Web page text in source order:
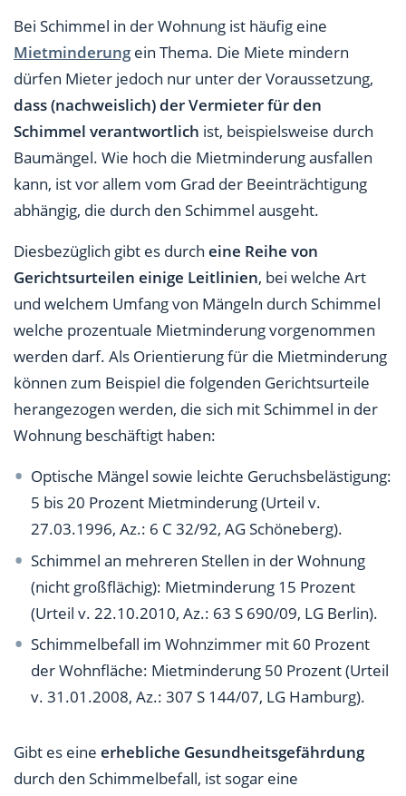
Bei Schimmel in der Wohnung ist häufig eine
Mietminderungein Thema. Die Miete mindern
dürfen Mieter jedoch nur unter der Voraussetzung,
dass (nachweislich) der Vermieter für den
Schimmel verantwortlich ist, beispielsweise durch
Baumängel. Wie hoch die Mietminderung ausfallen
kann, ist vor allem vom Grad der Beeinträchtigung
abhängig, die durch den Schimmel ausgeht.
Diesbezüglich gibt es durch eine Reihe von
Gerichtsurteilen einige Leitlinien, bei welche Art
und welchem Umfang von Mängeln durch Schimmel
welche prozentuale Mietminderung vorgenommen
werden darf. Als Orientierung für die Mietminderung
können zum Beispiel die folgenden Gerichtsurteile
herangezogen werden, die sich mit Schimmel in der
Wohnung beschäftigt haben:
Optische Mängel sowie leichte Geruchsbelästigung:
5 bis 20 Prozent Mietminderung (Urteil v.
27.03.1996, Az.: 6 C 32/92, AG Schöneberg).
Schimmel an mehreren Stellen in der Wohnung
(nicht großflächig): Mietminderung 15 Prozent
(Urteil v. 22.10.2010, Az.: 63 S 690/09, LG Berlin).
Schimmelbefall im Wohnzimmer mit 60 Prozent
der Wohnfläche: Mietminderung 50 Prozent (Urteil
v. 31.01.2008, Az.: 307 S 144/07, LG Hamburg).
Gibt es eine erhebliche Gesundheitsgefährdung
durch den Schimmelbefall, ist sogar eine